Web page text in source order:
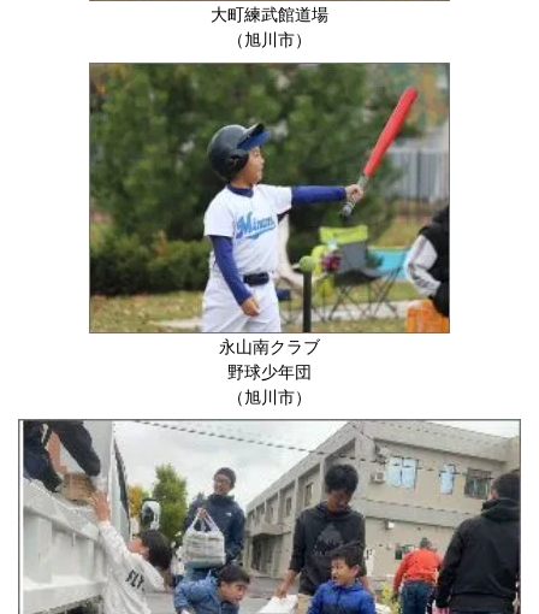
大町練武館道場
（旭川市）
永山南クラブ
野球少年団
（旭川市）